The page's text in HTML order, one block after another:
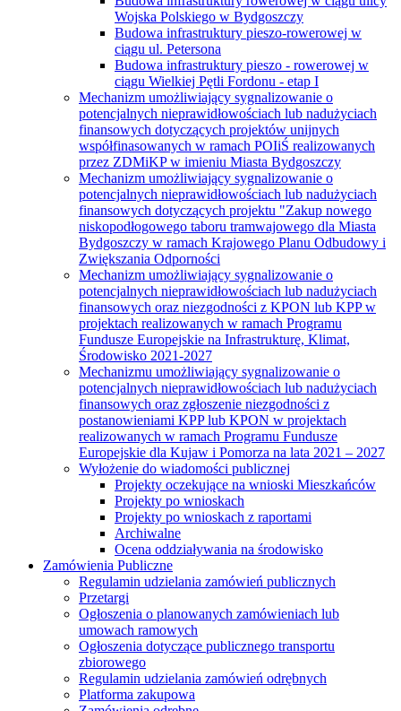
Wojska Polskiego w Bydgoszczy
Budowa infrastruktury pieszo-rowerowej w
ciągu ul. Petersona
Budowa infrastruktury pieszo - rowerowej w
ciągu Wielkiej Pętli Fordonu - etap I
Mechanizm umożliwiający sygnalizowanie o
potencjalnych nieprawidłowościach lub nadużyciach
finansowych dotyczących projektów unijnych
współfinasowanych w ramach POIiŚ realizowanych
przez ZDMiKP w imieniu Miasta Bydgoszczy
Mechanizm umożliwiający sygnalizowanie o
potencjalnych nieprawidłowościach lub nadużyciach
finansowych dotyczących projektu "Zakup nowego
niskopodłogowego taboru tramwajowego dla Miasta
Bydgoszczy w ramach Krajowego Planu Odbudowy i
Zwiększania Odporności
Mechanizm umożliwiający sygnalizowanie o
potencjalnych nieprawidłowościach lub nadużyciach
finansowych oraz niezgodności z KPON lub KPP w
projektach realizowanych w ramach Programu
Fundusze Europejskie na Infrastrukturę, Klimat,
Środowisko 2021-2027
Mechanizmu umożliwiający sygnalizowanie o
potencjalnych nieprawidłowościach lub nadużyciach
finansowych oraz zgłoszenie niezgodności z
postanowieniami KPP lub KPON w projektach
realizowanych w ramach Programu Fundusze
Europejskie dla Kujaw i Pomorza na lata 2021 – 2027
Wyłożenie do wiadomości publicznej
Projekty oczekujące na wnioski Mieszkańców
Projekty po wnioskach
Projekty po wnioskach z raportami
Archiwalne
Ocena oddziaływania na środowisko
Zamówienia Publiczne
Regulamin udzielania zamówień publicznych
Przetargi
Ogłoszenia o planowanych zamówieniach lub
umowach ramowych
Ogłoszenia dotyczące publicznego transportu
zbiorowego
Regulamin udzielania zamówień odrębnych
Platforma zakupowa